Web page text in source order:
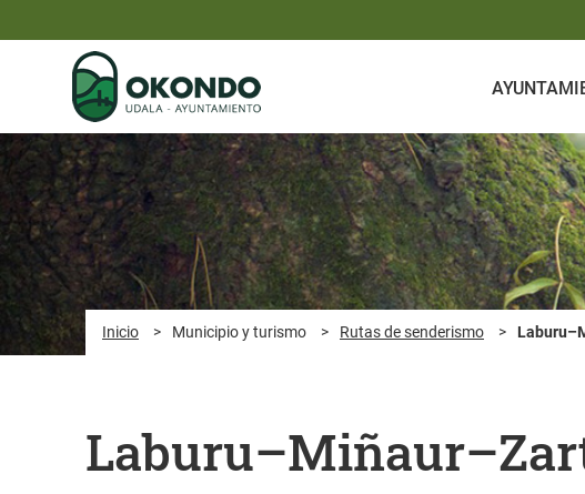
Inicio > Municipio y turismo > Rutas de senderismo >